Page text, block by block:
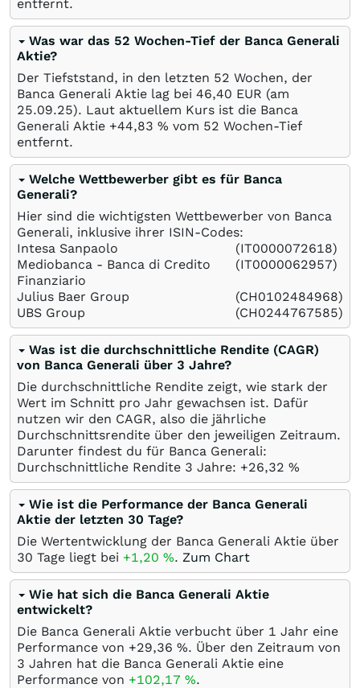
entfernt.
Was war das 52 Wochen-Tief der Banca Generali
Aktie?
Der Tiefststand, in den letzten 52 Wochen, der
Banca Generali Aktie lag bei 46,40 EUR (am
25.09.25). Laut aktuellem Kurs ist die Banca
Generali Aktie +44,83 % vom 52 Wochen-Tief
entfernt.
Welche Wettbewerber gibt es für Banca
Generali?
Hier sind die wichtigsten Wettbewerber von Banca
Generali, inklusive ihrer ISIN-Codes:
Intesa Sanpaolo
(IT0000072618)
Mediobanca - Banca di Credito
Finanziario
(IT0000062957)
Julius Baer Group
(CH0102484968)
UBS Group
(CH0244767585)
Was ist die durchschnittliche Rendite (CAGR)
von Banca Generali über 3 Jahre?
Die durchschnittliche Rendite zeigt, wie stark der
Wert im Schnitt pro Jahr gewachsen ist. Dafür
nutzen wir den CAGR, also die jährliche
Durchschnittsrendite über den jeweiligen Zeitraum.
Darunter findest du für Banca Generali:
Durchschnittliche Rendite 3 Jahre: +26,32 %
Wie ist die Performance der Banca Generali
Aktie der letzten 30 Tage?
Die Wertentwicklung der Banca Generali Aktie über
30 Tage liegt bei +1,20 %. Zum Chart
Wie hat sich die Banca Generali Aktie
entwickelt?
Die Banca Generali Aktie verbucht über 1 Jahr eine
Performance von +29,36 %. Über den Zeitraum von
3 Jahren hat die Banca Generali Aktie eine
Performance von +102,17 %.